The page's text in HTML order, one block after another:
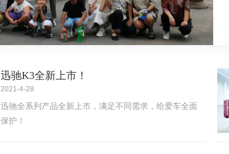
迅驰K3全新上市！
2021-4-28
迅驰全系列产品全新上市，满足不同需求，给爱车全面
保护！